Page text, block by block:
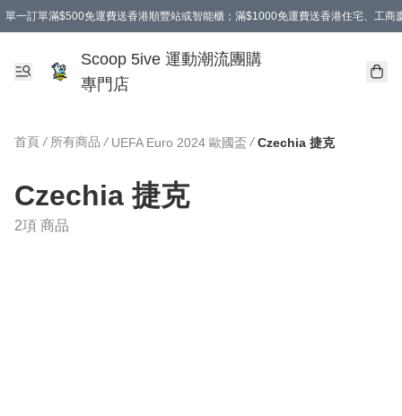
單一訂單滿$500免運費送香港順豐站或智能櫃；滿$1000免運費送香港住宅、工商
Scoop 5ive 運動潮流團購
專門店
首頁 / 所有商品 / UEFA Euro 2024 歐國盃 / Czechia 捷克
Czechia 捷克
2項 商品